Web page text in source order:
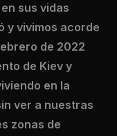
sus vidas
y vivimos acorde
de 2022
de Kiev y
en la
ver a nuestras
zonas de